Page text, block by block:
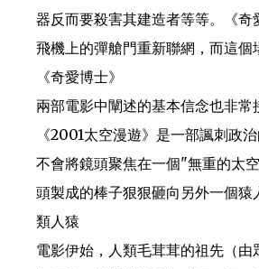
器反而要殺害其建造者等等。《
飛機上的彈艙門重新聯網，而這個
《奇愛博士》
兩部電影中闡述的基本信念也非
《2001太空漫遊》是一部諷刺政
不會將鏡頭聚焦在一個"無重的太
頭製成的棒子狠狠砸向另外一個猿
類人猿
電影伊始，人類毛茸茸的祖先（